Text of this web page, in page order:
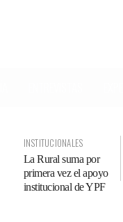
INSTITUCIONALES
La Rural suma por
primera vez el apoyo
institucional de YPF